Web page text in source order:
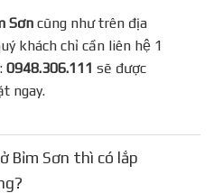
Sơncũng như trên địa
khách chỉ cần liên hệ 1
0948.306.111 sẽ được
ngay.
Bỉm Sơn thì có lắp